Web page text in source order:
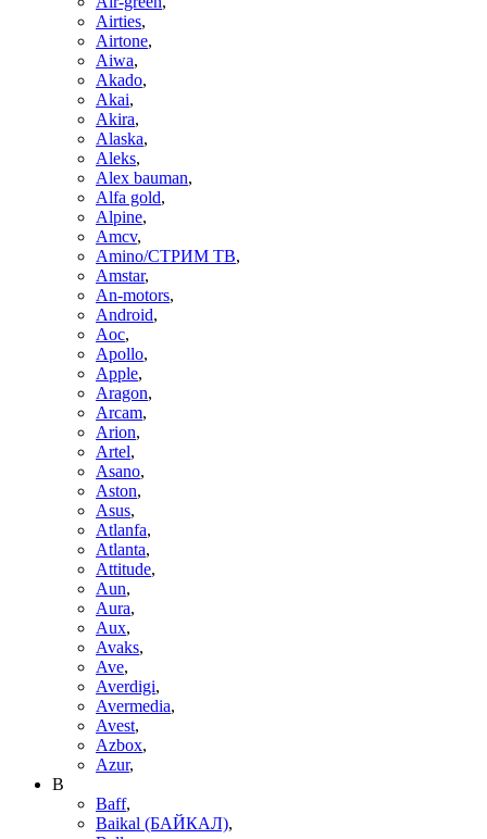
Airties,
Airtone,
Aiwa,
Akado,
Akai,
Akira,
Alaska,
Aleks,
Alex bauman,
Alfa gold,
Alpine,
Amcv,
Amino/СТРИМ ТВ,
Amstar,
An-motors,
Android,
Aoc,
Apollo,
Apple,
Aragon,
Arcam,
Arion,
Artel,
Asano,
Aston,
Asus,
Atlanfa,
Atlanta,
Attitude,
Aun,
Aura,
Aux,
Avaks,
Ave,
Averdigi,
Avermedia,
Avest,
Azbox,
Azur,
B
Baff,
Baikal (БАЙКАЛ),